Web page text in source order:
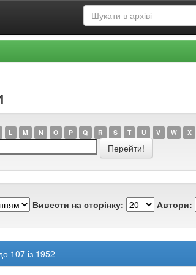
L M N O P Q R S T U V W X
Вивести на сторінку: Автори:
107 із 1952